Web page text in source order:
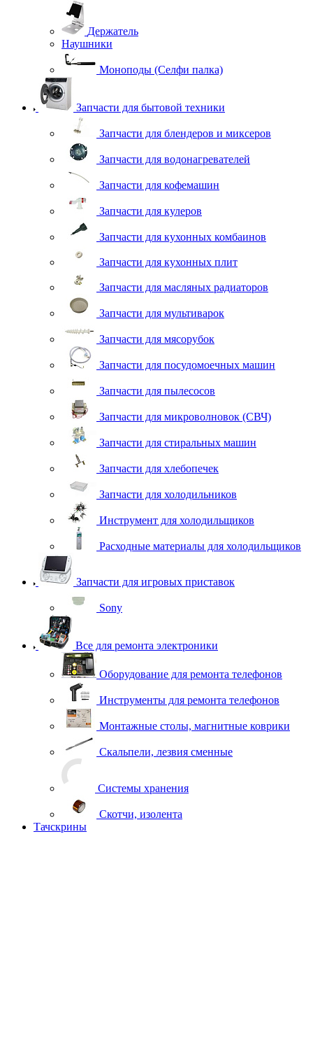
Держатель
Наушники
Моноподы (Селфи палка)
Запчасти для бытовой техники
Запчасти для блендеров и миксеров
Запчасти для водонагревателей
Запчасти для кофемашин
Запчасти для кулеров
Запчасти для кухонных комбаинов
Запчасти для кухонных плит
Запчасти для масляных радиаторов
Запчасти для мультиварок
Запчасти для мясорубок
Запчасти для посудомоечных машин
Запчасти для пылесосов
Запчасти для микроволновок (СВЧ)
Запчасти для стиральных машин
Запчасти для хлебопечек
Запчасти для холодильников
Инструмент для холодильщиков
Расходные материалы для холодильщиков
Запчасти для игровых приставок
Sony
Все для ремонта электроники
Оборудование для ремонта телефонов
Инструменты для ремонта телефонов
Монтажные столы, магнитные коврики
Скальпели, лезвия сменные
Тачскрины